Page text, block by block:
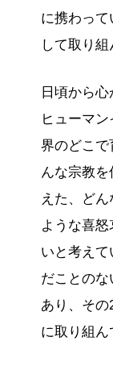
に携わっ
して取り組
日頃から
ヒューマ
界のどこで
んな宗教
えた、ど
ような喜
いと考え
だことの
あり、そ
に取り組ん